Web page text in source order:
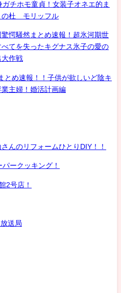
ホモ童貞！女装子オネエ的ま
の杜 モリッフル
愕騒然まとめ速報！超氷河期世
てを失ったキグナス氷子の愛の
大作戦
とめ速報！！子供が欲しいど陰キ
主婦！婚活計画編
んのリフォームひとりDIY！！
ークッキング！
2号店！
送局